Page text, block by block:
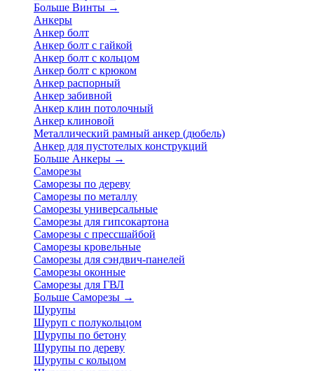
Больше Винты →
Анкеры
Анкер болт
Анкер болт с гайкой
Анкер болт с кольцом
Анкер болт с крюком
Анкер распорный
Анкер забивной
Анкер клин потолочный
Анкер клиновой
Металлический рамный анкер (дюбель)
Анкер для пустотелых конструкций
Больше Анкеры →
Саморезы
Саморезы по дереву
Саморезы по металлу
Саморезы универсальные
Саморезы для гипсокартона
Саморезы с прессшайбой
Саморезы кровельные
Саморезы для сэндвич-панелей
Саморезы оконные
Саморезы для ГВЛ
Больше Саморезы →
Шурупы
Шуруп с полукольцом
Шурупы по бетону
Шурупы по дереву
Шурупы с кольцом